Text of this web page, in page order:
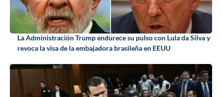
La Administración Trump endurece su pulso con Lula da Silva y
revoca la visa de la embajadora brasileña en EEUU